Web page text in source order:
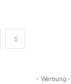
- Werbung -